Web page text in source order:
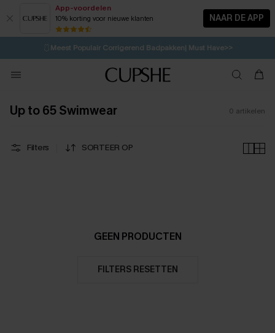
App-voordelen
10% korting voor nieuwe klanten NAAR DE APP
⚡️LAATSTE KANS | Tot 50% korting>>
🩱Meest Populair Corrigerend Badpakken| Must Have>>
💌Abonneer je & ontvang tot 15% korting>>
Koop 3, krijg 15% korting | CODE: SW15
Up to 65 Swimwear 0 artikelen
Filters SORTEER OP
GEEN PRODUCTEN
FILTERS RESETTEN